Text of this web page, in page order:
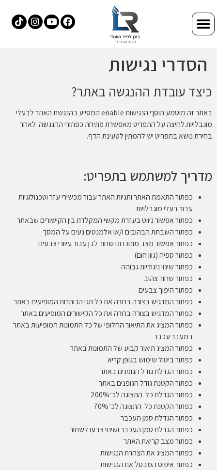
הסדרי נגישות
כיצד עובדת ההנגשה באתר?
באתר זה מוטמע תוסף הנגישות enable המסייע בהנגשת האתר לבעלי
מוגבלויות.לחיצה על התפריט מאפשרת פתיחת כפתורי ההנגשה. לאחר
בחירת נושא בתפריט יש להמתין לטעינת הדף.
מדריך למשתמש בתפריט:
כפתור התאמת האתר ותגיות האתר עבור מכשירי עזר וטכנולוגיות
עבור בעלי מוגבלויות
כפתור אפשור ניווט בעזרת מקשי המקלדת בין הקישורים שבאתר
כפתור השבתת הבהובים ו/או אלמנטים נעים על המסך
כפתור אפשור מצב מונוכרום שחור לבן עבור עיוורי צבעים
כפתור ספיה (גוון חום)
כפתור שינוי ניגודיות גבוהה
כפתור שחור צהוב
כפתור היפוך צבעים
כפתור המדגיש בצורה ברורה את כל תגי הכותרות המופיעים באתר
כפתור המדגיש בצורה ברורה את כל הקישורים המופיעים באתר
כפתור המציג את התיאור החלופי של כל התמונות המופיעות באתר
במעבר עכבר
כפתור המציג תיאור קבוע של התמונות באתר
כפתור ביטול שימוש בגופן קריא
כפתור הגדלת גודל הגופנים באתר
כפתור הקטנת גודל הגופנים באתר
כפתור הגדלת כל התצוגה לכ־200%
כפתור הקטנת כל התצוגה לכ־70%
כפתור הגדלת סמן העכבר
כפתור הגדלת סמן העכבר ושינוי צבעו לשחור
כפתור מצב קריאת האתר
כפתור המציג את הצהרת הנגישות
כפתור איפוס המבטל את הנגישות